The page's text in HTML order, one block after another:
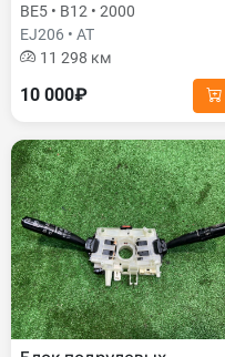
BE5 • B12 • 2000
EJ206 • AT
11 298 км
10 000₽